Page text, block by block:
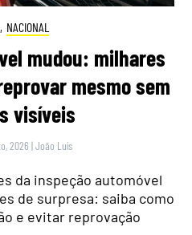
, NACIONAL
mudou: milhares
mesmo sem
visíveis
2026 |João Luís
da inspeção automóvel
de surpresa: saiba como
e evitar reprovação